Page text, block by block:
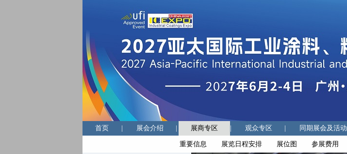
首页 展会介绍 展商专区
重要信息 展览日程安排 展位图 参展费用
观众专区 同期展会及活动